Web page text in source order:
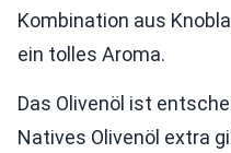
Kombination aus
ein tolles Aroma.
Das Olivenöl ist
Natives Olivenöl extra